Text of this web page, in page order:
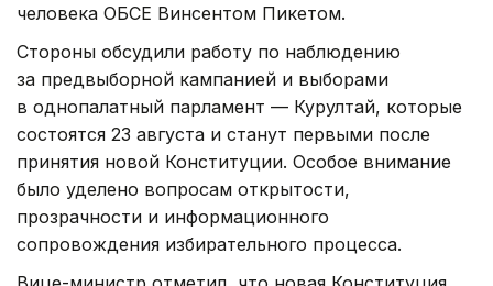
человека ОБСЕ Винсентом Пикетом.
Стороны обсудили работу по наблюдению
за предвыборной кампанией и выборами
в однопалатный парламент — Курултай, которые
состоятся 23 августа и станут первыми после
принятия новой Конституции. Особое внимание
было уделено вопросам открытости,
прозрачности и информационного
сопровождения избирательного процесса.